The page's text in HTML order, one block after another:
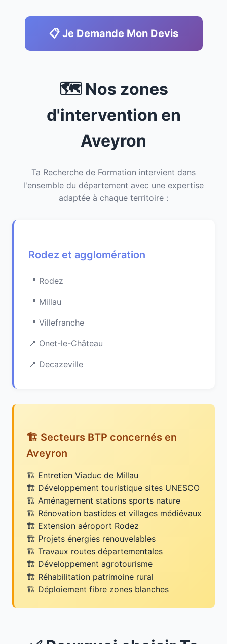
📋 Je Demande Mon Devis
🗺️ Nos zones
d'intervention en
Aveyron
Ta Recherche de Formation intervient dans
l'ensemble du département avec une expertise
adaptée à chaque territoire :
Rodez et agglomération
Rodez
Millau
Villefranche
Onet-le-Château
Decazeville
🏗️ Secteurs BTP concernés en
Aveyron
Entretien Viaduc de Millau
Développement touristique sites UNESCO
Aménagement stations sports nature
Rénovation bastides et villages médiévaux
Extension aéroport Rodez
Projets énergies renouvelables
Travaux routes départementales
Développement agrotourisme
Réhabilitation patrimoine rural
Déploiement fibre zones blanches